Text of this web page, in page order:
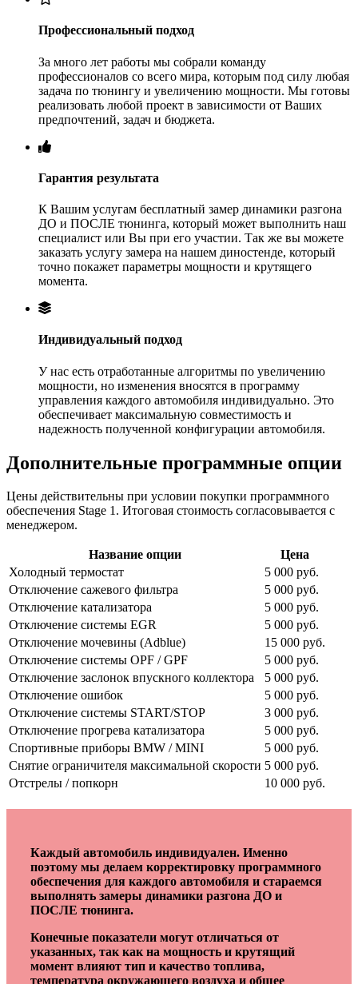
Профессиональный подход
За много лет работы мы собрали команду
профессионалов со всего мира, которым под силу любая
задача по тюнингу и увеличению мощности. Мы готовы
реализовать любой проект в зависимости от Ваших
предпочтений, задач и бюджета.
Гарантия результата
К Вашим услугам бесплатный замер динамики разгона
ДО и ПОСЛЕ тюнинга, который может выполнить наш
специалист или Вы при его участии. Так же вы можете
заказать услугу замера на нашем диностенде, который
точно покажет параметры мощности и крутящего
момента.
Индивидуальный подход
У нас есть отработанные алгоритмы по увеличению
мощности, но изменения вносятся в программу
управления каждого автомобиля индивидуально. Это
обеспечивает максимальную совместимость и
надежность полученной конфигурации автомобиля.
Дополнительные программные опции
Цены действительны при условии покупки программного
обеспечения Stage 1. Итоговая стоимость согласовывается с
менеджером.
Название опции
Цена
Холодный термостат
5 000 руб.
Отключение сажевого фильтра
5 000 руб.
Отключение катализатора
5 000 руб.
Отключение системы EGR
5 000 руб.
Отключение мочевины (Adblue)
15 000 руб.
Отключение системы OPF / GPF
5 000 руб.
Отключение заслонок впускного коллектора
5 000 руб.
Отключение ошибок
5 000 руб.
Отключение системы START/STOP
3 000 руб.
Отключение прогрева катализатора
5 000 руб.
Спортивные приборы BMW / MINI
5 000 руб.
Снятие ограничителя максимальной скорости 5 000 руб.
Отстрелы / попкорн
10 000 руб.
Каждый автомобиль индивидуален. Именно
поэтому мы делаем корректировку программного
обеспечения для каждого автомобиля и стараемся
выполнять замеры динамики разгона ДО и
ПОСЛЕ тюнинга.
Конечные показатели могут отличаться от
указанных, так как на мощность и крутящий
момент влияют тип и качество топлива,
температура окружающего воздуха и общее